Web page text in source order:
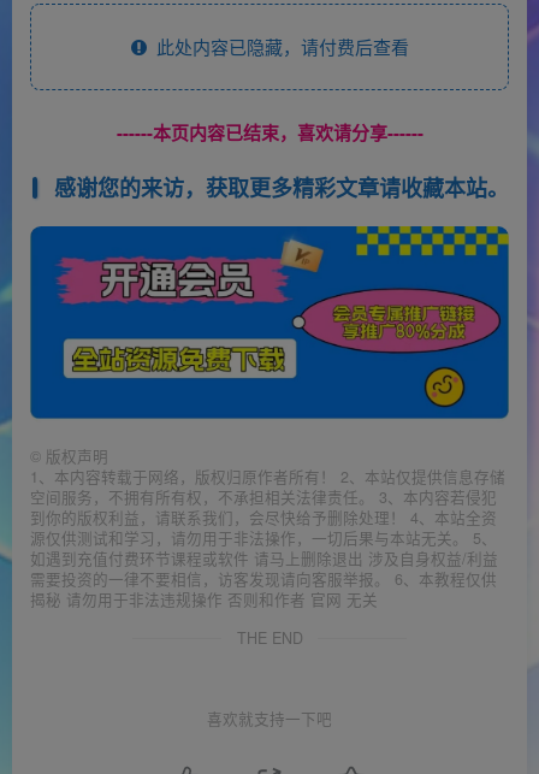
此处内容已隐藏，请付费后查看
------本页内容已结束，喜欢请分享------
感谢您的来访，获取更多精彩文章请收藏本站。
© 版权声明
1、本内容转载于网络，版权归原作者所有！ 2、本站仅提供信息存储
空间服务，不拥有所有权，不承担相关法律责任。 3、本内容若侵犯
到你的版权利益，请联系我们，会尽快给予删除处理！ 4、本站全资
源仅供测试和学习，请勿用于非法操作，一切后果与本站无关。 5、
如遇到充值付费环节课程或软件 请马上删除退出 涉及自身权益/利益
需要投资的一律不要相信，访客发现请向客服举报。 6、本教程仅供
揭秘 请勿用于非法违规操作 否则和作者 官网 无关
THE END
喜欢就支持一下吧